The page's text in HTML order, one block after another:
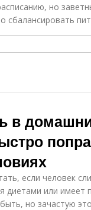
но
сбалансировать
в
если человек
диетами или
но зачастую